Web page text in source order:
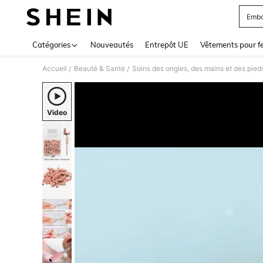
Catégories Nouveautés Entrepôt UE Vêtements pour
Accueil / Beauté & Santé / Soins des ongles, des mains et des
Video